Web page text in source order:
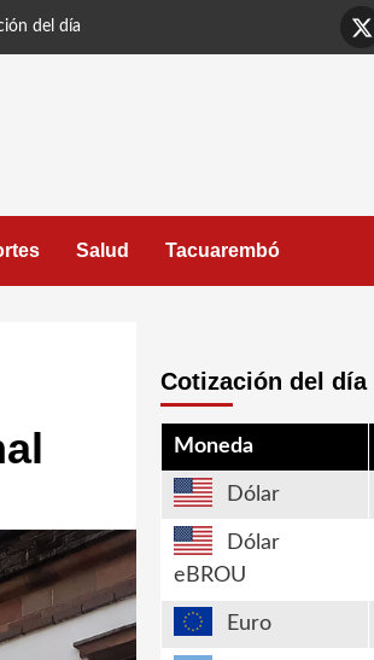
del día
X
Salud Tacuarembó
Cotización del día
Moneda
Dólar
Dólar
eBROU
Euro